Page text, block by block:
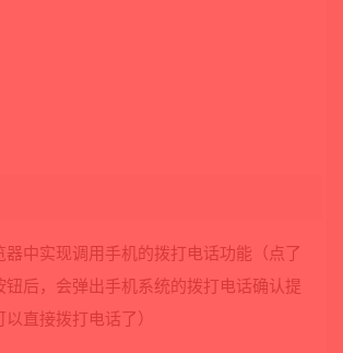
器中实现调用手机的拨打电话功能（点了
钮后，会弹出手机系统的拨打电话确认提
直接拨打电话了）